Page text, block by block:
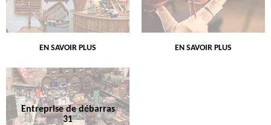
EN SAVOIR PLUS EN SAVOIR PLUS
Entreprise de débarras
31